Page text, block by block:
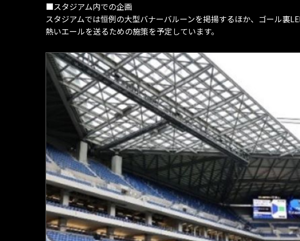
■スタジアム内での企画
スタジアムでは恒例の大型バナーバルーンを掲揚するほか、ゴール裏
熱いエールを送るための施策を予定しています。